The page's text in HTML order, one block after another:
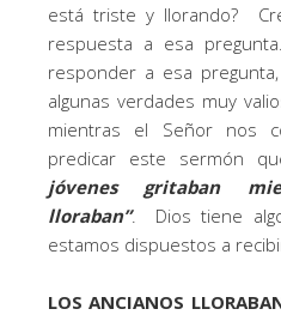
está triste y llorando?
respuesta a esa
responder a esa
algunas verdades muy
mientras el Señor nos
predicar este sermón
jóvenes gritaban
lloraban”. Dios tiene
estamos dispuestos a
LOS ANCIANOS